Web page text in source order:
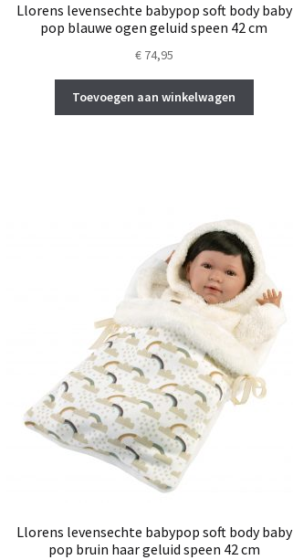
Llorens levensechte babypop soft body baby
pop blauwe ogen geluid speen 42 cm
€74,95
Toevoegen aan winkelwagen
Llorens levensechte babypop soft body baby
pop bruin haar geluid speen 42 cm